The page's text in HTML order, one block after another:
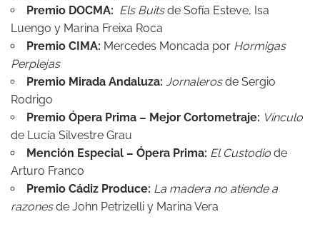
Premio DOCMA: Els Buitsde Sofía Esteve, Isa
Luengo y Marina Freixa Roca
Premio CIMA: Mercedes Moncada por Hormigas
Perplejas
Premio Mirada Andaluza: Jornalerosde Sergio
Rodrigo
Premio Ópera Prima – Mejor Cortometraje: Vínculo
de Lucía Silvestre Grau
Mención Especial – Ópera Prima: El Custodio de
Arturo Franco
Premio Cádiz Produce: La madera no atiende a
razonesde John Petrizelli y Marina Vera